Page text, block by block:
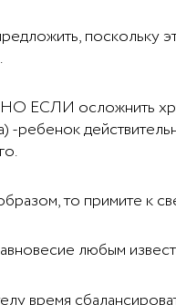
ЕСЛИ осложнить
-ребенок
то примите к
любым